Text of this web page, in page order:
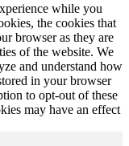
while you
the cookies that
browser as they are
of the website. We
and understand how
in your browser
to opt-out of these
may have an effect